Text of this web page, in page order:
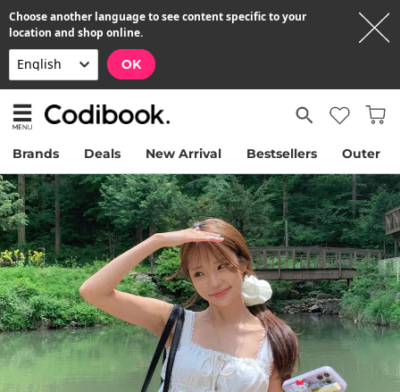
Choose another language to see content specific to your
location and shop online.
OK
Brands Deals New Arrival Bestsellers Outer